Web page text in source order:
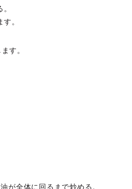
。
す。
が全体に回るまで炒める。